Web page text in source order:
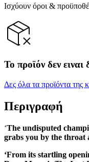
Ισχύουν όροι &
Το προϊόν δεν ειναι
Δες όλα τα προϊόντα της
Περιγραφή
‘The undisputed
grabs you by the throat
‘From its startling